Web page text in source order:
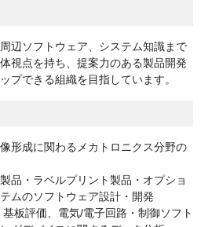
辺ソフトウェア、システム知識まで
視点を持ち、提案力のある製品開発
プできる組織を目指しています。
形成に関わるメカトロニクス分野の
品・ラベルプリント製品・オプショ
ムのソフトウェア設計・開発
板評価、電気/電子回路・制御ソフト